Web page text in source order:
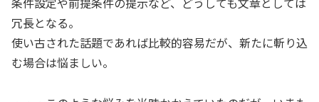
冗長となる。
使い古された話題であれば比較的容易だが、新たに斬り込
む場合は悩ましい。